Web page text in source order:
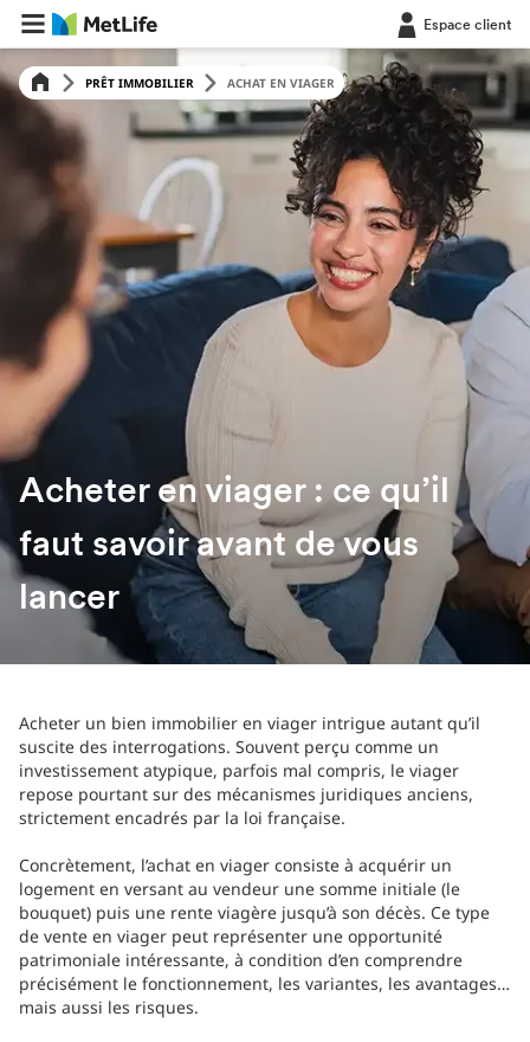
Espace client
PRÊT IMMOBILIER ACHAT EN VIAGER
Acheter en viager : ce qu’il
faut savoir avant de vous
lancer
Acheter un bien immobilier en viager intrigue autant qu’il
suscite des interrogations. Souvent perçu comme un
investissement atypique, parfois mal compris, le viager
repose pourtant sur des mécanismes juridiques anciens,
strictement encadrés par la loi française.
Concrètement, l’achat en viager consiste à acquérir un
logement en versant au vendeur une somme initiale (le
bouquet) puis une rente viagère jusqu’à son décès. Ce type
de vente en viager peut représenter une opportunité
patrimoniale intéressante, à condition d’en comprendre
précisément le fonctionnement, les variantes, les avantages…
mais aussi les risques.